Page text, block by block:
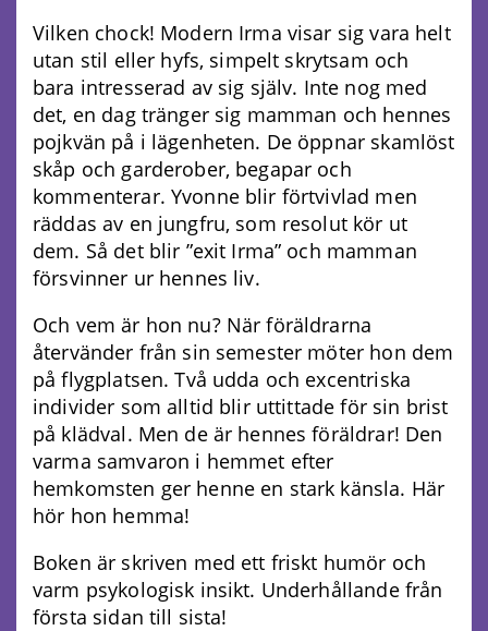
Vilken chock! Modern Irma visar sig vara helt
utan stil eller hyfs, simpelt skrytsam och
bara intresserad av sig själv. Inte nog med
det, en dag tränger sig mamman och hennes
pojkvän på i lägenheten. De öppnar skamlöst
skåp och garderober, begapar och
kommenterar. Yvonne blir förtvivlad men
räddas av en jungfru, som resolut kör ut
dem. Så det blir ”exit Irma” och mamman
försvinner ur hennes liv.
Och vem är hon nu? När föräldrarna
återvänder från sin semester möter hon dem
på flygplatsen. Två udda och excentriska
individer som alltid blir uttittade för sin brist
på klädval. Men de är hennes föräldrar! Den
varma samvaron i hemmet efter
hemkomsten ger henne en stark känsla. Här
hör hon hemma!
Boken är skriven med ett friskt humör och
varm psykologisk insikt. Underhållande från
första sidan till sista!